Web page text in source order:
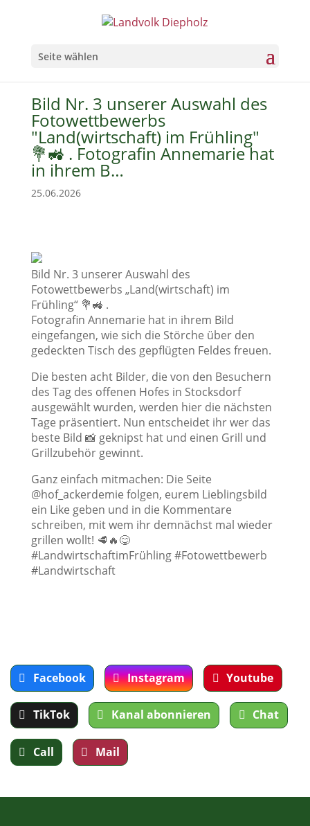
Seite wählen
Bild Nr. 3 unserer Auswahl des
Fotowettbewerbs
"Land(wirtschaft) im Frühling"
💐🚜 . Fotografin Annemarie hat
in ihrem B…
25.06.2026
Bild Nr. 3 unserer Auswahl des
Fotowettbewerbs „Land(wirtschaft) im
Frühling“ 💐🚜 .
Fotografin Annemarie hat in ihrem Bild
eingefangen, wie sich die Störche über den
gedeckten Tisch des gepflügten Feldes freuen.
Die besten acht Bilder, die von den Besuchern
des Tag des offenen Hofes in Stocksdorf
ausgewählt wurden, werden hier die nächsten
Tage präsentiert. Nun entscheidet ihr wer das
beste Bild 📸 geknipst hat und einen Grill und
Grillzubehör gewinnt.
Ganz einfach mitmachen: Die Seite
@hof_ackerdemie folgen, eurem Lieblingsbild
ein Like geben und in die Kommentare
schreiben, mit wem ihr demnächst mal wieder
grillen wollt! 🥩🔥😋
#LandwirtschaftimFrühling #Fotowettbewerb
#Landwirtschaft
Facebook Instagram Youtube
TikTok Kanal abonnieren Chat
Call Mail